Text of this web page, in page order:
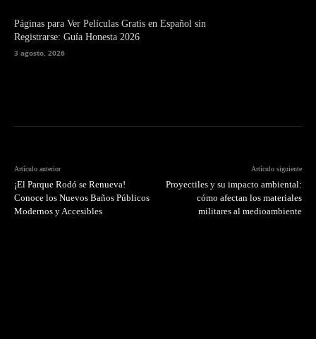
Páginas para Ver Películas Gratis en Español sin
Registrarse: Guía Honesta 2026
3 agosto, 2026
Artículo anterior
¡El Parque Rodó se Renueva!
Conoce los Nuevos Baños Públicos
Modernos y Accesibles
Artículo siguiente
Proyectiles y su impacto ambiental:
cómo afectan los materiales
militares al medioambiente